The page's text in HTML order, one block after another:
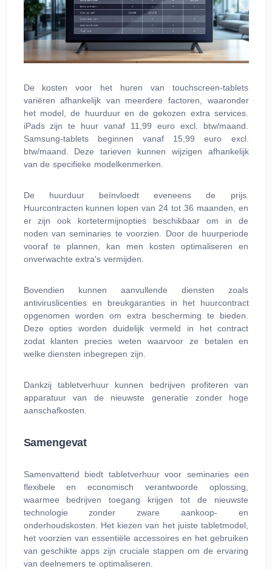
De kosten voor het huren van touchscreen-tablets
variëren afhankelijk van meerdere factoren, waaronder
het model, de huurduur en de gekozen extra services.
iPads zijn te huur vanaf 11,99 euro excl. btw/maand.
Samsung-tablets beginnen vanaf 15,99 euro excl.
btw/maand. Deze tarieven kunnen wijzigen afhankelijk
van de specifieke modelkenmerken.
De huurduur beïnvloedt eveneens de prijs.
Huurcontracten kunnen lopen van 24 tot 36 maanden, en
er zijn ook kortetermijnopties beschikbaar om in de
noden van seminaries te voorzien. Door de huurperiode
vooraf te plannen, kan men kosten optimaliseren en
onverwachte extra's vermijden.
Bovendien kunnen aanvullende diensten zoals
antiviruslicenties en breukgaranties in het huurcontract
opgenomen worden om extra bescherming te bieden.
Deze opties worden duidelijk vermeld in het contract
zodat klanten precies weten waarvoor ze betalen en
welke diensten inbegrepen zijn.
Dankzij tabletverhuur kunnen bedrijven profiteren van
apparatuur van de nieuwste generatie zonder hoge
aanschafkosten.
Samengevat
Samenvattend biedt tabletverhuur voor seminaries een
flexibele en economisch verantwoorde oplossing,
waarmee bedrijven toegang krijgen tot de nieuwste
technologie zonder zware aankoop- en
onderhoudskosten. Het kiezen van het juiste tabletmodel,
het voorzien van essentiële accessoires en het gebruiken
van geschikte apps zijn cruciale stappen om de ervaring
van deelnemers te optimaliseren.